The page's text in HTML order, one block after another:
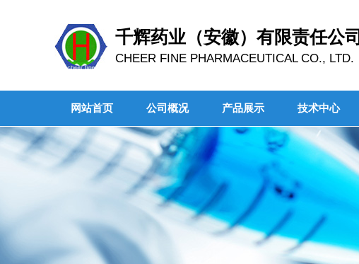
千辉药业（安徽）有限责任公司
CHEER FINE PHARMACEUTICAL CO., LTD.
网站首页 公司概况 产品展示 技术中心